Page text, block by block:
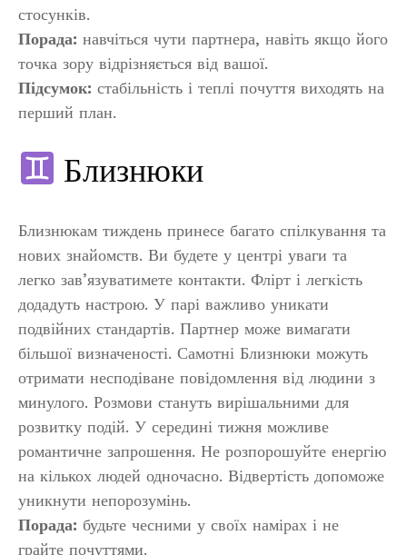
стосунків.
Порада: навчіться чути партнера, навіть якщо його
точка зору відрізняється від вашої.
Підсумок: стабільність і теплі почуття виходять на
перший план.
Близнюки
Близнюкам тиждень принесе багато спілкування та
нових знайомств. Ви будете у центрі уваги та
легко зав’язуватимете контакти. Флірт і легкість
додадуть настрою. У парі важливо уникати
подвійних стандартів. Партнер може вимагати
більшої визначеності. Самотні Близнюки можуть
отримати несподіване повідомлення від людини з
минулого. Розмови стануть вирішальними для
розвитку подій. У середині тижня можливе
романтичне запрошення. Не розпорошуйте енергію
на кількох людей одночасно. Відвертість допоможе
уникнути непорозумінь.
Порада: будьте чесними у своїх намірах і не
грайте почуттями.